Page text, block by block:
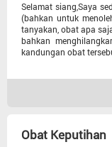
Selamat siang,Saya
(bahkan untuk
tanyakan, obat apa
bahkan
kandungan obat
Obat Keputihan